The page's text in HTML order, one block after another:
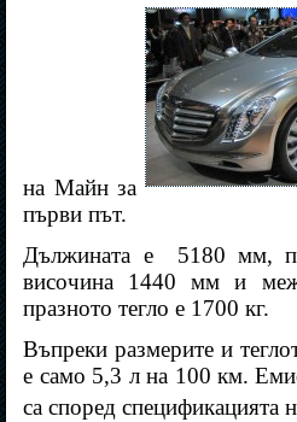
на Майн за
първи път.
Дължината е
5180 мм,
височина 1440 мм и
празното тегло е 1700 кг.
Въпреки размерите и
е само 5,3 л на 100 км.
са според спецификацията